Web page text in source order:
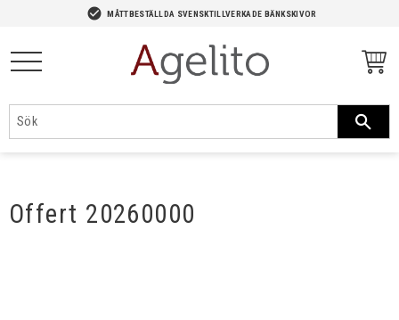
check_circle MÅTTBESTÄLLDA SVENSKTILLVERKADE BÄNKSKIVOR
Offert 20260000